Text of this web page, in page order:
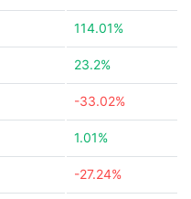
114.01%
23.2%
-33.02%
1.01%
-27.24%